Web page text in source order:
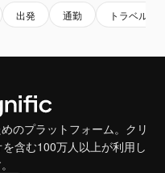
出発 通勤 トラベル
のプラットフォーム。クリ
含む100万人以上が利用し